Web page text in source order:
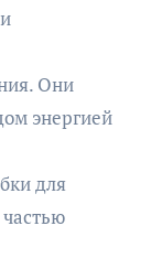
Они
энергией
для